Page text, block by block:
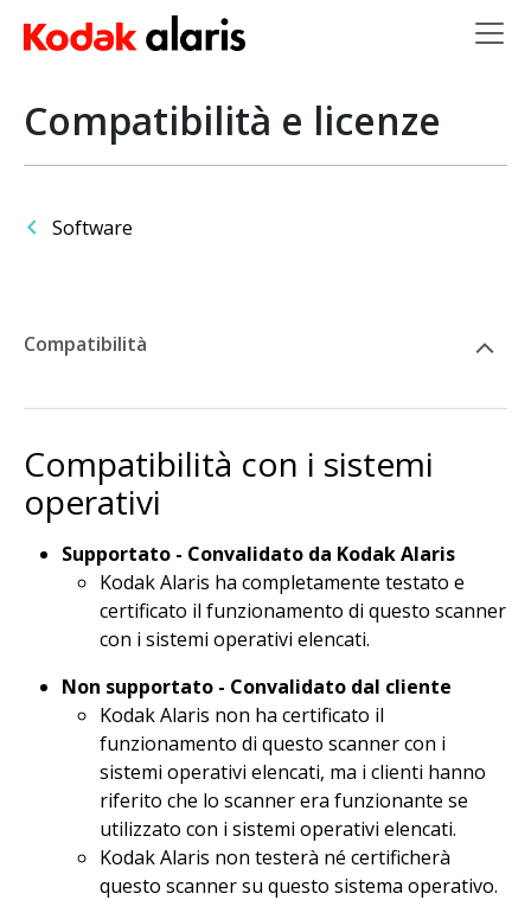
Salta al contenuto principale
Compatibilità e licenze
Software
Compatibilità
Compatibilità con i sistemi
operativi
Supportato - Convalidato da Kodak Alaris
Kodak Alaris ha completamente testato e
certificato il funzionamento di questo scanner
con i sistemi operativi elencati.
Non supportato - Convalidato dal cliente
Kodak Alaris non ha certificato il
funzionamento di questo scanner con i
sistemi operativi elencati, ma i clienti hanno
riferito che lo scanner era funzionante se
utilizzato con i sistemi operativi elencati.
Kodak Alaris non testerà né certificherà
questo scanner su questo sistema operativo.